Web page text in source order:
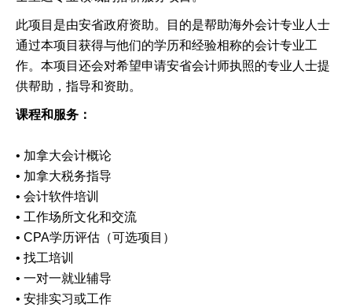
此项目是由安省政府资助。目的是帮助海外会计专业人士
通过本项目获得与他们的学历和经验相称的会计专业工
作。本项目还会对希望申请安省会计师执照的专业人士提
供帮助，指导和资助。
课程和服务：
• 加拿大会计概论
• 加拿大税务指导
• 会计软件培训
• 工作场所文化和交流
• CPA学历评估（可选项目）
• 找工培训
• 一对一就业辅导
• 安排实习或工作